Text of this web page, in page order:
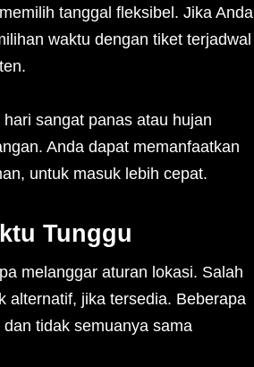
tanggal fleksibel. Jika Anda
waktu dengan tiket terjadwal
sangat panas atau hujan
Anda dapat memanfaatkan
untuk masuk lebih cepat.
Tunggu
melanggar aturan lokasi. Salah
alternatif, jika tersedia. Beberapa
tidak semuanya sama